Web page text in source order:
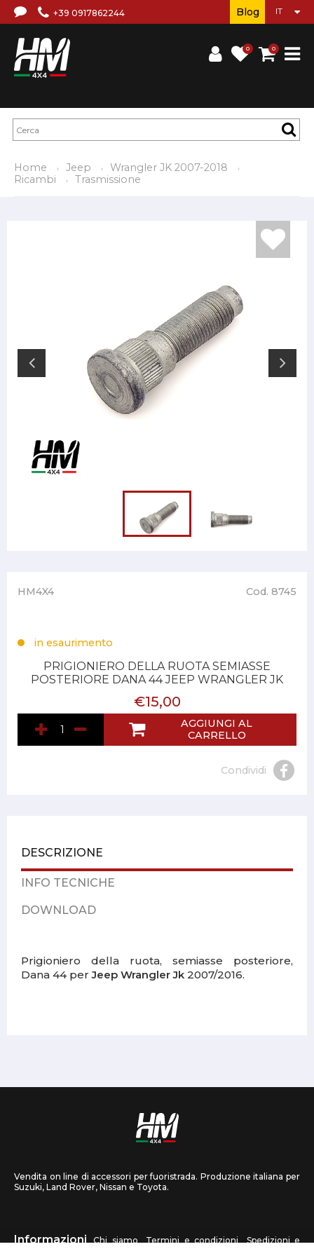
+39 0917862244
0 0
Blog
Home Jeep
Wrangler JK 2007-2018
Ricambi
Trasmissione
HM4X4 Cod. 8745
in esaurimento
PRIGIONIERO DELLA RUOTA SEMIASSE
POSTERIORE DANA 44 JEEP WRANGLER JK
€15,00
AGGIUNGI AL
CARRELLO
Condividi
DESCRIZIONE
INFO TECNICHE
DOWNLOAD
Prigioniero della ruota, semiasse posteriore,
Dana 44 perJeep Wrangler Jk 2007/2016.
Vendita on line di accessori per fuoristrada. Produzione italiana per
Suzuki, Land Rover, Nissan e Toyota.
Informazioni Chi siamo Termini e condizioni
Spedizioni e